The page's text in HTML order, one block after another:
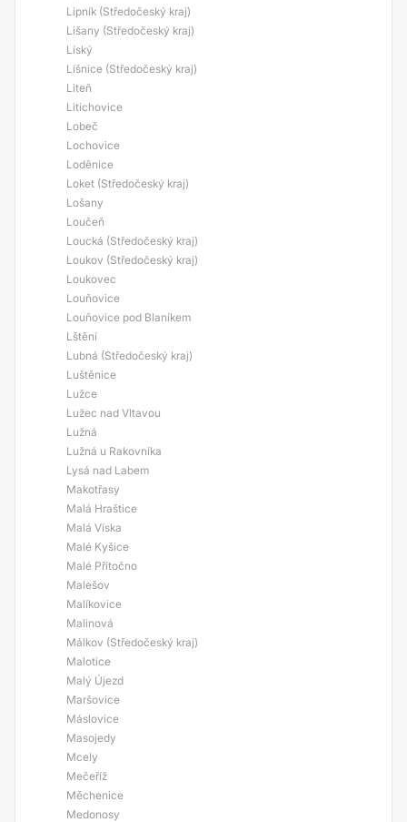
Lipník (Středočeský kraj)
Lišany (Středočeský kraj)
Líský
Líšnice (Středočeský kraj)
Liteň
Litichovice
Lobeč
Lochovice
Loděnice
Loket (Středočeský kraj)
Lošany
Loučeň
Loucká (Středočeský kraj)
Loukov (Středočeský kraj)
Loukovec
Louňovice
Louňovice pod Blaníkem
Lštění
Lubná (Středočeský kraj)
Luštěnice
Lužce
Lužec nad Vltavou
Lužná
Lužná u Rakovníka
Lysá nad Labem
Makotřasy
Malá Hraštice
Malá Víska
Malé Kyšice
Malé Přítočno
Malešov
Malíkovice
Malinová
Málkov (Středočeský kraj)
Malotice
Malý Újezd
Maršovice
Máslovice
Masojedy
Mcely
Mečeříž
Měchenice
Medonosy